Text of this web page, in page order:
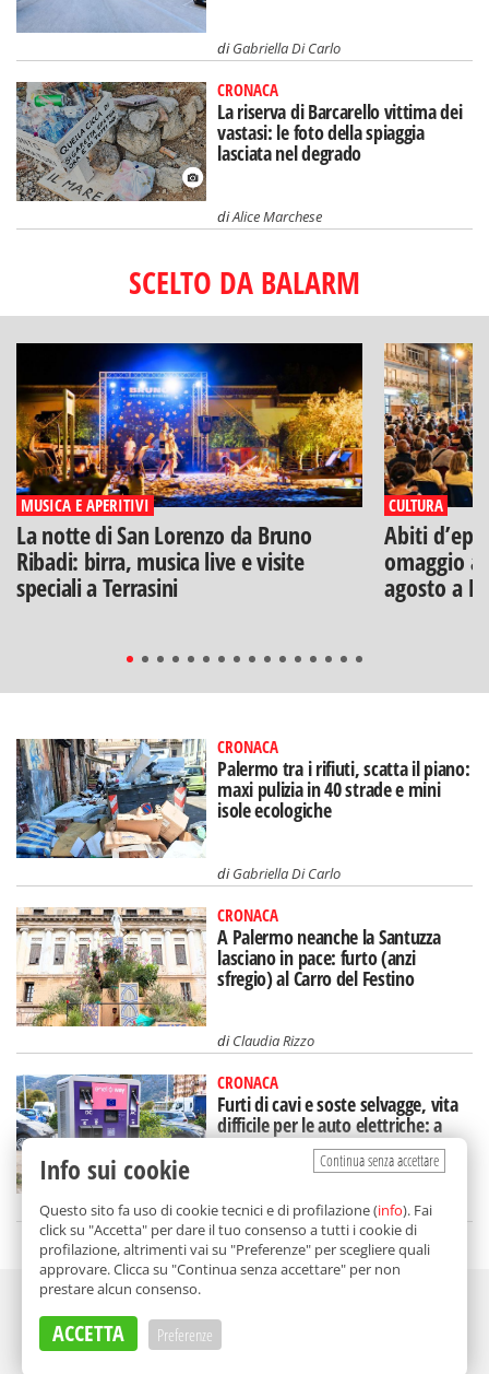
diGabriella Di Carlo
CRONACA
La riserva di Barcarello vittima dei
vastasi: le foto della spiaggia
lasciata nel degrado
diAlice Marchese
SCELTO DA BALARM
MUSICA E APERITIVI
La notte di San Lorenzo da Bruno
Ribadi: birra, musica live e visite
speciali a Terrasini
CULTURA
Abiti
omaggio
agosto a
CRONACA
Palermo tra i rifiuti, scatta il piano:
maxi pulizia in 40 strade e mini
isole ecologiche
diGabriella Di Carlo
CRONACA
A Palermo neanche la Santuzza
lasciano in pace: furto (anzi
sfregio) al Carro del Festino
diClaudia Rizzo
CRONACA
Furti di cavi e soste selvagge, vita
difficile per le auto elettriche: a
Palermo si corre ai ripari
diGabriella Di Carlo
Continua senza accettare
Info sui cookie
Questo sito fa uso di cookie tecnici e di profilazione (info). Fai
click su "Accetta" per dare il tuo consenso a tutti i cookie di
profilazione, altrimenti vai su "Preferenze" per scegliere quali
approvare. Clicca su "Continua senza accettare" per non
prestare alcun consenso.
ACCETTA Preferenze